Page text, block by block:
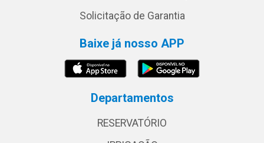
Solicitação de Garantia
Baixe já nosso APP
Departamentos
RESERVATÓRIO